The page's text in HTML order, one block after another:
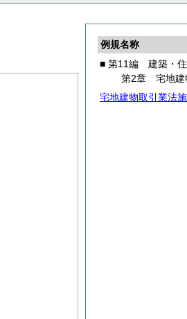
例規名称
■ 第11編 建築・
第2章 宅地建
宅地建物取引業法